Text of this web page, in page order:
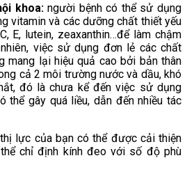
khoa:người bệnh có thể sử dụng
vitamin và các dưỡng chất thiết yếu
E, lutein, zeaxanthin…để làm chậm
việc sử dụng đơn lẻ các chất
mang lại hiệu quả cao bởi bản thân
cả 2 môi trường nước và dầu, khó
đó là chưa kể đến việc sử dụng
thể gây quá liều, dẫn đến nhiều tác
lực của bạn có thể được cải thiện
chỉ định kính đeo với số độ phù